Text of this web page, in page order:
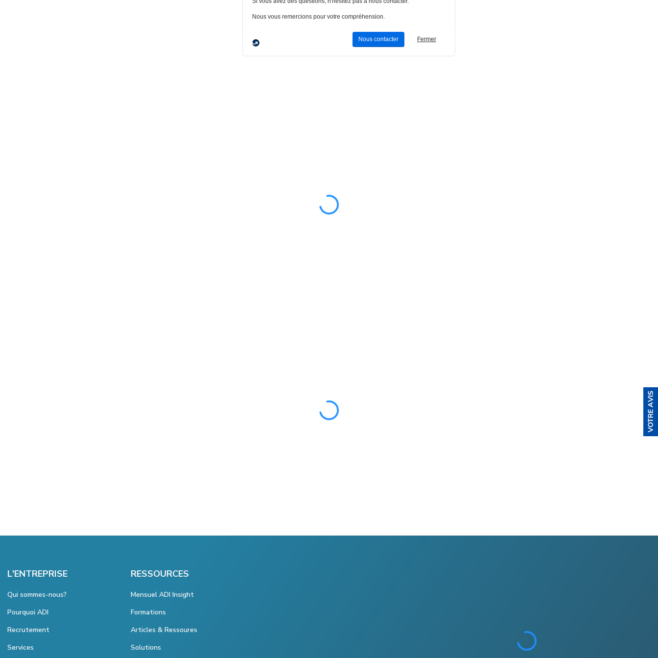
L'ENTREPRISE
Qui sommes-nous?
Pourquoi ADI
Recrutement
Services
RESSOURCES
Mensuel ADI Insight
Formations
Articles & Ressoures
Solutions